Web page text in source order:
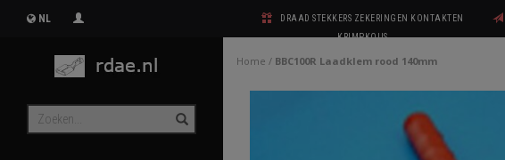
NL
DRAAD STEKKERS ZEKERINGEN KONTAKTEN
KRIMPKOUS
Home / BBC100R Laadklem rood 140mm